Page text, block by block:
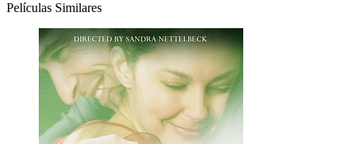
Películas Similares